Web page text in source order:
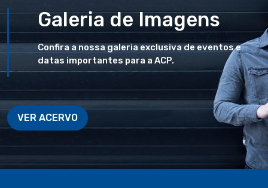
Galeria de Imagens
Confira a nossa galeria exclusiva de eventos e
datas importantes para a ACP.
VER ACERVO